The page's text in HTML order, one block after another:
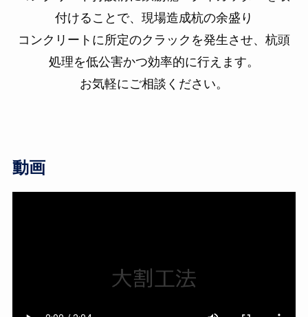
付けることで、現場造成杭の余盛り
コンクリートに所定のクラックを発生させ、杭頭
処理を低公害かつ効率的に行えます。
お気軽にご相談ください。
動画